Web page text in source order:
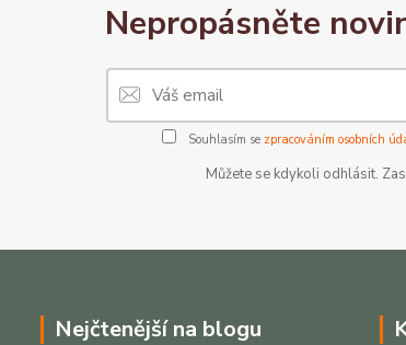
Nepropásněte
Souhlasím se zpracováním osobních
Můžete se kdykoli odhlásit.
Nejčtenější na blogu